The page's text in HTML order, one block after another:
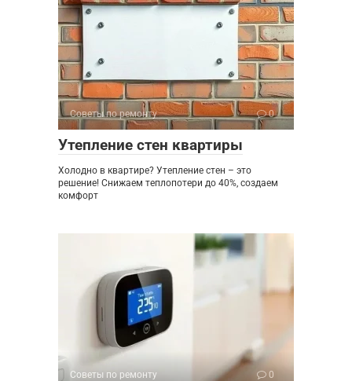
Советы по ремонту 0
Утепление стен квартиры
Холодно в квартире? Утепление стен – это
решение! Снижаем теплопотери до 40%, создаем
комфорт
Советы по ремонту 0